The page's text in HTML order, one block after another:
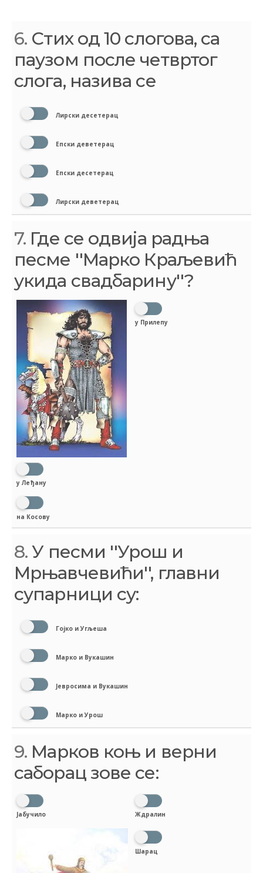
6. Стих од 10 слогова, са
паузом после четвртог
слога, назива се
Лирски десетерац
Епски деветерац
Епски десетерац
Лирски деветерац
7. Где се одвија радња
песме ''Марко Краљевић
укида свадбарину''?
у Леђану
у Прилепу
на Косову
8.У песми ''Урош и
Мрњавчевићи'', главни
супарници су:
Гојко и Угљеша
Марко и Вукашин
Јевросима и Вукашин
Марко и Урош
9. Марков коњ и верни
саборац зове се:
Јабучило Ждралин
Шарац